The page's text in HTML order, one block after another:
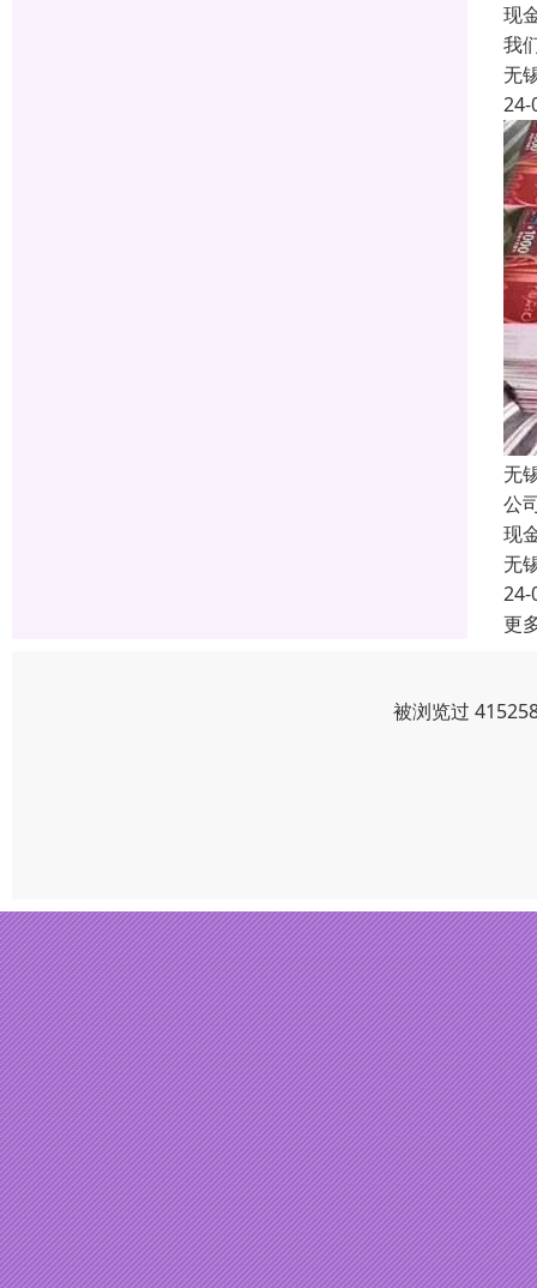
现
我
无
24-
无
公
现
无
24-
更
被浏览过